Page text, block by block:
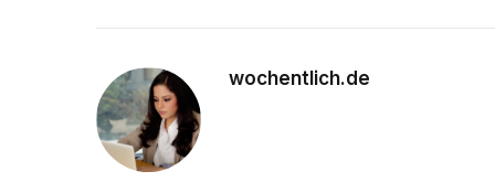
wochentlich.de